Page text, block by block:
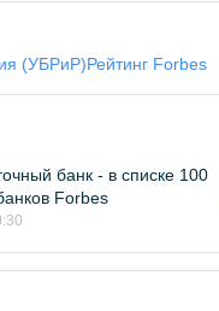
(УБРиР)Рейтинг Forbes
банк - в списке 100
Forbes